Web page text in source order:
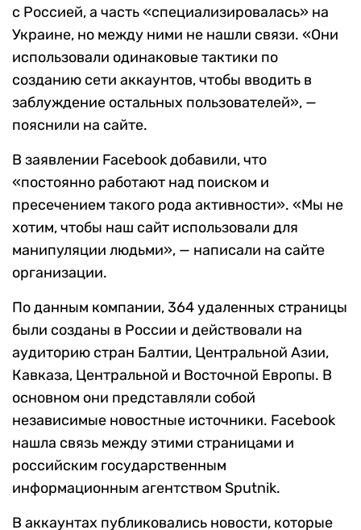
с Россией, а часть «специализировалась» на
Украине, но между ними не нашли связи. «Они
использовали одинаковые тактики по
созданию сети аккаунтов, чтобы вводить в
заблуждение остальных пользователей», —
пояснили на сайте.
В заявлении Facebook добавили, что
«постоянно работают над поиском и
пресечением такого рода активности». «Мы не
хотим, чтобы наш сайт использовали для
манипуляции людьми», — написали на сайте
организации.
По данным компании, 364 удаленных страницы
были созданы в России и действовали на
аудиторию стран Балтии, Центральной Азии,
Кавказа, Центральной и Восточной Европы. В
основном они представляли собой
независимые новостные источники. Facebook
нашла связь между этими страницами и
российским государственным
информационным агентством Sputnik.
В аккаунтах публиковались новости, которые